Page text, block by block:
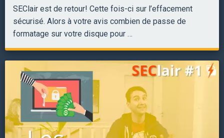
SEClair est de retour! Cette fois-ci sur l’effacement
sécurisé. Alors à votre avis combien de passe de
formatage sur votre disque pour …